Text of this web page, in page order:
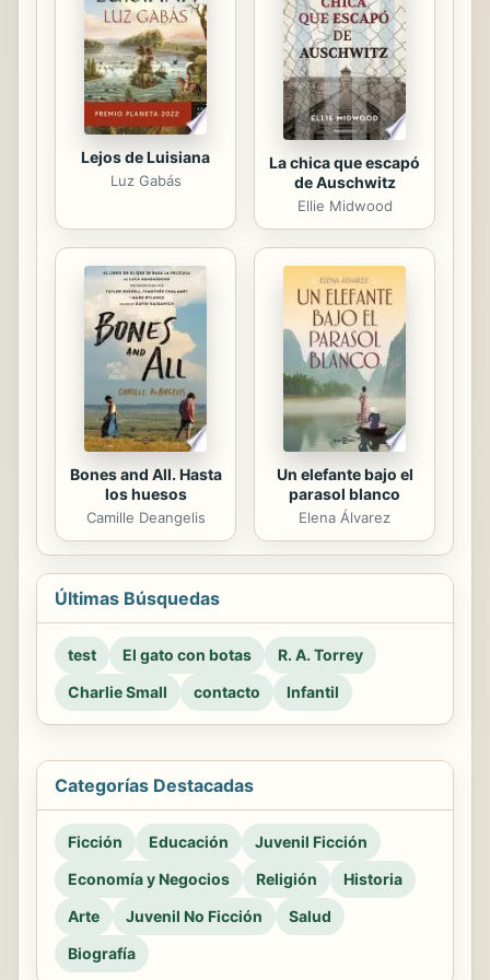
Lejos de Luisiana
Luz Gabás
La chica que escapó
de Auschwitz
Ellie Midwood
Bones and All. Hasta
los huesos
Camille Deangelis
Un elefante bajo el
parasol blanco
Elena Álvarez
Últimas Búsquedas
test El gato con botas
R. A. Torrey
Charlie Small
contacto Infantil
Categorías Destacadas
Ficción Educación
Juvenil Ficción
Economía y Negocios
Religión
Historia
Arte
Juvenil No Ficción
Salud
Biografía